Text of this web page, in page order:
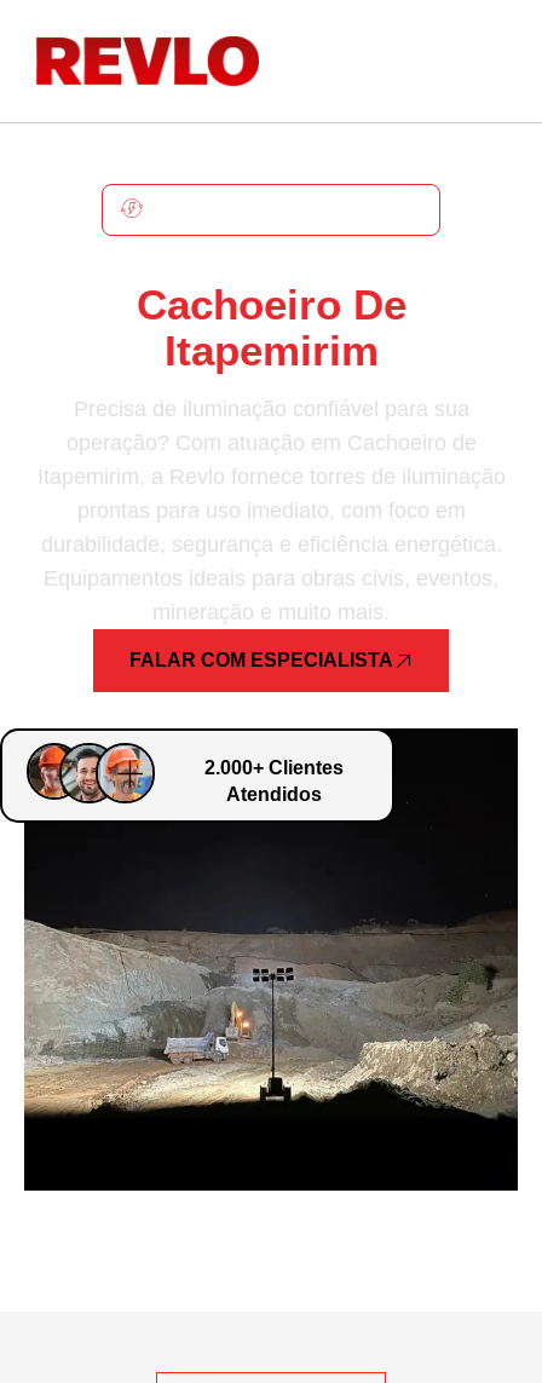
Cachoeiro De
Itapemirim
Precisa de iluminação confiável para sua
operação? Com atuação em Cachoeiro de
Itapemirim, a Revlo fornece torres de iluminação
prontas para uso imediato, com foco em
durabilidade, segurança e eficiência energética.
Equipamentos ideais para obras civis, eventos,
mineração e muito mais.
FALAR COM ESPECIALISTA
2.000+ Clientes
Atendidos